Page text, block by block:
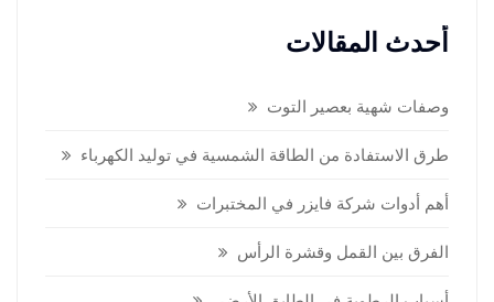
أحدث المقالات
وصفات شهية بعصير التوت
طرق الاستفادة من الطاقة الشمسية في توليد الكهرباء
أهم أدوات شركة فايزر في المختبرات
الفرق بين القمل وقشرة الرأس